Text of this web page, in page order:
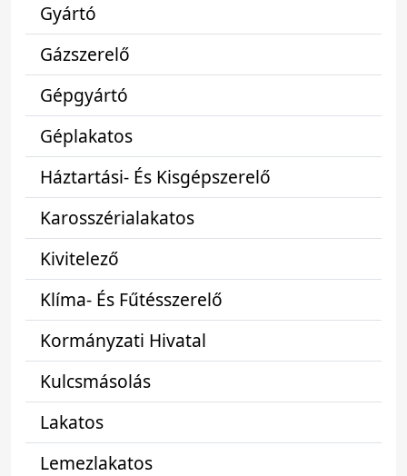
Gyártó
Gázszerelő
Gépgyártó
Géplakatos
Háztartási- És Kisgépszerelő
Karosszérialakatos
Kivitelező
Klíma- És Fűtésszerelő
Kormányzati Hivatal
Kulcsmásolás
Lakatos
Lemezlakatos